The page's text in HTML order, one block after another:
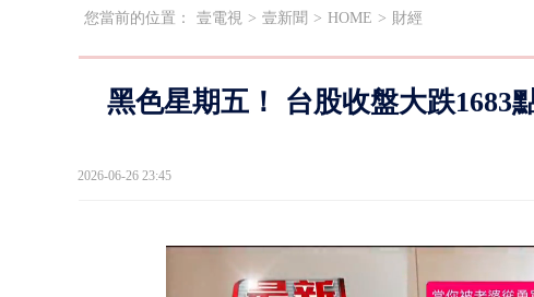
父親節限定！ 「
您當前的位置： 壹電視 > 壹新聞 > HOME > 財經
黑色星期五！ 台股收盤大跌
2026-06-26 23:45